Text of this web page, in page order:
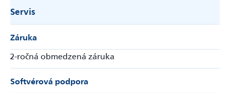
Servis
Záruka
2-ročná obmedzená záruka
Softvérová podpora